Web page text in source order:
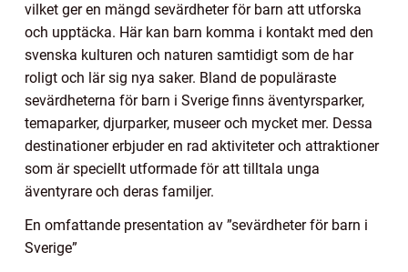
vilket ger en mängd sevärdheter för barn att utforska
och upptäcka. Här kan barn komma i kontakt med den
svenska kulturen och naturen samtidigt som de har
roligt och lär sig nya saker. Bland de populäraste
sevärdheterna för barn i Sverige finns äventyrsparker,
temaparker, djurparker, museer och mycket mer. Dessa
destinationer erbjuder en rad aktiviteter och attraktioner
som är speciellt utformade för att tilltala unga
äventyrare och deras familjer.
En omfattande presentation av ”sevärdheter för barn i
Sverige”